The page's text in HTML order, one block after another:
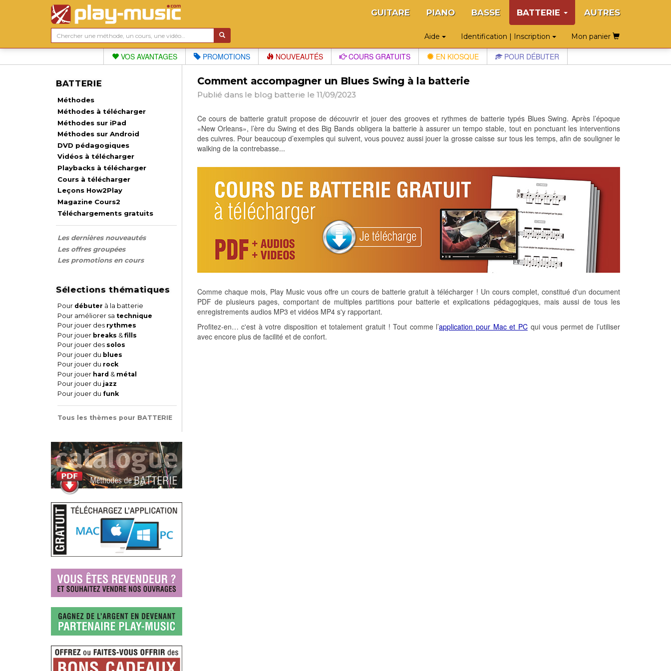
GUITARE PIANO BASSE BATTERIE AUTRES
Aide Identification | Inscription Mon panier
VOS AVANTAGES PROMOTIONS NOUVEAUTÉS COURS GRATUITS EN KIOSQUE POUR DÉBUTER
BATTERIE
Méthodes
Méthodes à télécharger
Méthodes sur iPad
Méthodes sur Android
DVD pédagogiques
Vidéos à télécharger
Playbacks à télécharger
Cours à télécharger
Leçons How2Play
Magazine Cours2
Téléchargements gratuits
Les dernières nouveautés
Les offres groupées
Les promotions en cours
Sélections thématiques
Pour débuter à la batterie
Pour améliorer sa technique
Pour jouer des rythmes
Pour jouer breaks & fills
Pour jouer des solos
Pour jouer du blues
Pour jouer du rock
Pour jouer hard & métal
Pour jouer du jazz
Pour jouer du funk
Tous les thèmes pour BATTERIE
Comment accompagner un Blues Swing à la batterie
Publié dans le blog batterie le 11/09/2023
Ce cours de batterie gratuit propose de découvrir et jouer des grooves et rythmes de batterie typés Blues Swing. Après l’époque
«New Orleans», l’ère du Swing et des Big Bands obligera la batterie à assurer un tempo stable, tout en ponctuant les interventions
des cuivres. Pour beaucoup d’exemples qui suivent, vous pouvez aussi jouer la grosse caisse sur tous les temps, afin de souligner le
walking de la contrebasse...
Comme chaque mois, Play Music vous offre un cours de batterie gratuit à télécharger ! Un cours complet, constitué d'un document
PDF de plusieurs pages, comportant de multiples partitions pour batterie et explications pédagogiques, mais aussi de tous les
enregistrements audios MP3 et vidéos MP4 s'y rapportant.
Profitez-en… c'est à votre disposition et totalement gratuit ! Tout comme l’application pour Mac et PCqui vous permet de l’utiliser
avec encore plus de facilité et de confort.